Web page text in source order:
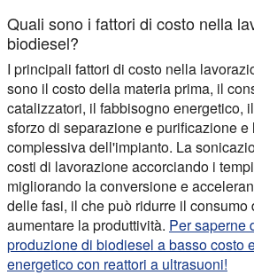
Quali sono i fattori di costo nella
biodiesel?
I principali fattori di costo nella
sono il costo della materia prima, il
catalizzatori, il fabbisogno energetico,
sforzo di separazione e purificazione
complessiva dell'impianto. La
costi di lavorazione accorciando i
migliorando la conversione e
delle fasi, il che può ridurre il consumo
aumentare la produttività. Per saperne
produzione di biodiesel a basso costo
energetico con reattori a ultrasuoni!